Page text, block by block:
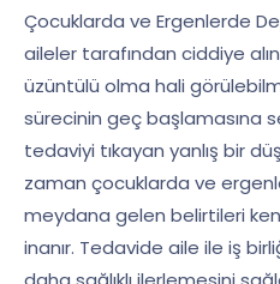
Çocuklarda ve Ergenlerde
aileler tarafından ciddiye
üzüntülü olma hali
sürecinin geç başlamasına
tedaviyi tıkayan yanlış bir
zaman çocuklarda ve
meydana gelen belirtileri
inanır. Tedavide aile ile iş